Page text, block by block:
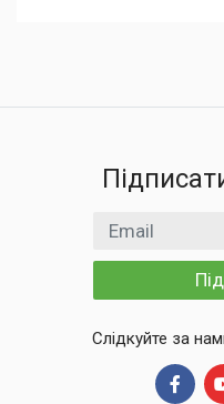
Email
Слідкуйте за